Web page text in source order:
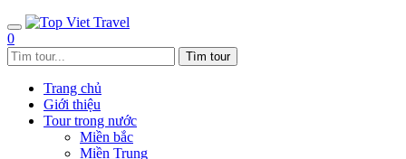
0
Trang chủ
Giới thiệu
Tour trong nước
Miền bắc
Miền Trung